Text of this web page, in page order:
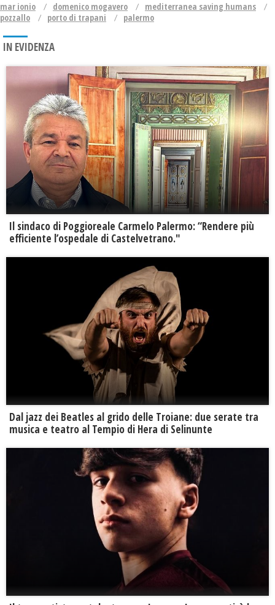
mar ionio domenico mogavero
mediterranea saving humans
pozzallo
porto di trapani palermo
IN EVIDENZA
Il sindaco di Poggioreale Carmelo Palermo: “Rendere più
efficiente l’ospedale di Castelvetrano."
Dal jazz dei Beatles al grido delle Troiane: due serate tra
musica e teatro al Tempio di Hera di Selinunte